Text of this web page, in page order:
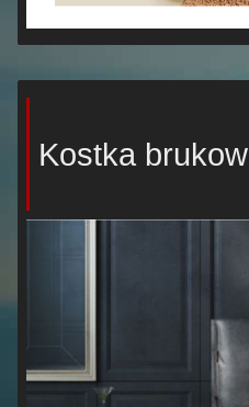
Kostka